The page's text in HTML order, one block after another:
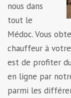
nous dans
tout le
Médoc. Vous
chauffeur à
est de profiter
en ligne par
parmi les